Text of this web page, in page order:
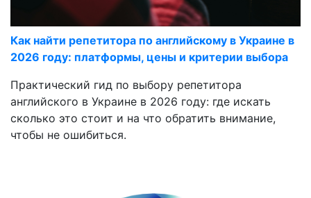
Как найти репетитора по английскому в Украине в
2026 году: платформы, цены и критерии выбора
Практический гид по выбору репетитора
английского в Украине в 2026 году: где искать
сколько это стоит и на что обратить внимание,
чтобы не ошибиться.